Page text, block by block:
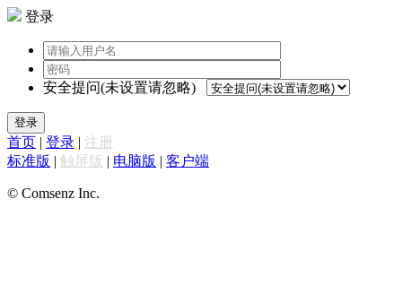
登录
安全提问(未设置请忽略)
登录
首页 | 登录 | 注册
标准版 | 触屏版 | 电脑版 | 客户端
© Comsenz Inc.